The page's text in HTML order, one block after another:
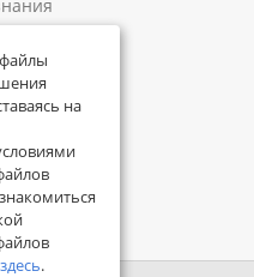
данных
на
.